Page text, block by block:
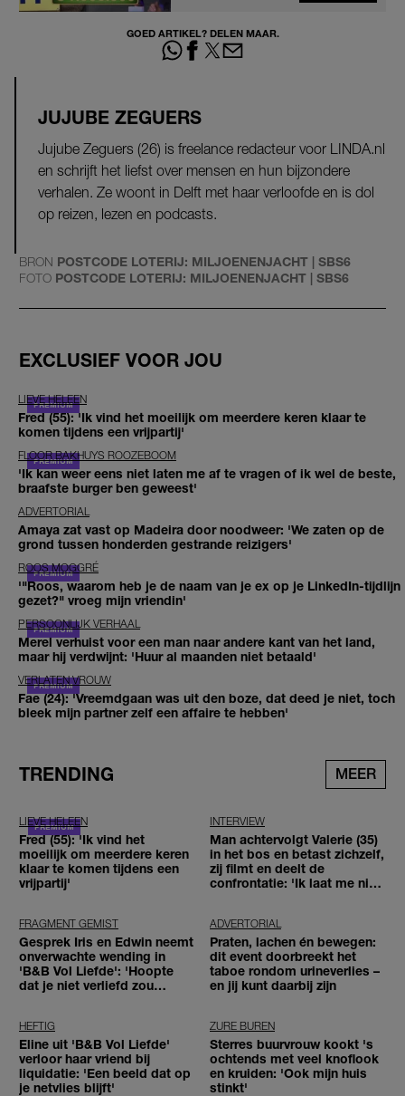
GOED ARTIKEL? DELEN MAAR.
JUJUBE ZEGUERS
Jujube Zeguers (26) is freelance redacteur voor LINDA.nl
en schrijft het liefst over mensen en hun bijzondere
verhalen. Ze woont in Delft met haar verloofde en is dol
op reizen, lezen en podcasts.
BRON POSTCODE LOTERIJ: MILJOENENJACHT | SBS6
FOTO POSTCODE LOTERIJ: MILJOENENJACHT | SBS6
EXCLUSIEF VOOR JOU
LIEVE HELEEN
Fred (55): 'Ik vind het moeilijk om meerdere keren klaar te
komen tijdens een vrijpartij'
FLOOR BAKHUYS ROOZEBOOM
'Ik kan weer eens niet laten me af te vragen of ik wel de beste,
braafste burger ben geweest'
ADVERTORIAL
Amaya zat vast op Madeira door noodweer: 'We zaten op de
grond tussen honderden gestrande reizigers'
ROOS MOGGRÉ
'"Roos, waarom heb je de naam van je ex op je LinkedIn-tijdlijn
gezet?" vroeg mijn vriendin'
PERSOONLIJK VERHAAL
Merel verhuist voor een man naar andere kant van het land,
maar hij verdwijnt: 'Huur al maanden niet betaald'
VERLATEN VROUW
Fae (24): 'Vreemdgaan was uit den boze, dat deed je niet, toch
bleek mijn partner zelf een affaire te hebben'
TRENDING MEER
LIEVE HELEEN
Fred (55): 'Ik vind het
moeilijk om meerdere keren
klaar te komen tijdens een
vrijpartij'
INTERVIEW
Man achtervolgt Valerie (35)
in het bos en betast zichzelf,
zij filmt en deelt de
confrontatie: 'Ik laat me niet
FRAGMENT GEMIST
Gesprek Iris en Edwin neemt
onverwachte wending in
'B&B Vol Liefde': 'Hoopte
dat je niet verliefd zou
ADVERTORIAL
Praten, lachen én bewegen:
dit event doorbreekt het
taboe rondom urineverlies –
en jij kunt daarbij zijn
HEFTIG
Eline uit 'B&B Vol Liefde'
verloor haar vriend bij
liquidatie: 'Een beeld dat op
je netvlies blijft'
ZURE BUREN
Sterres buurvrouw kookt 's
ochtends met veel knoflook
en kruiden: 'Ook mijn huis
stinkt'